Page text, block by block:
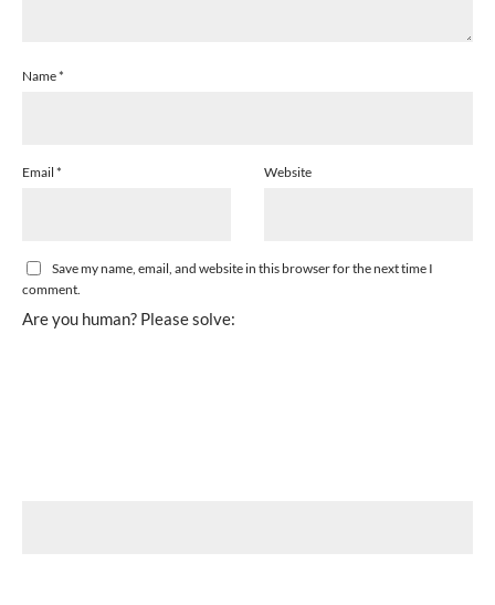
Name*
Email * Website
Save my name, email, and website in this browser for the next time I
comment.
Are you human? Please solve: